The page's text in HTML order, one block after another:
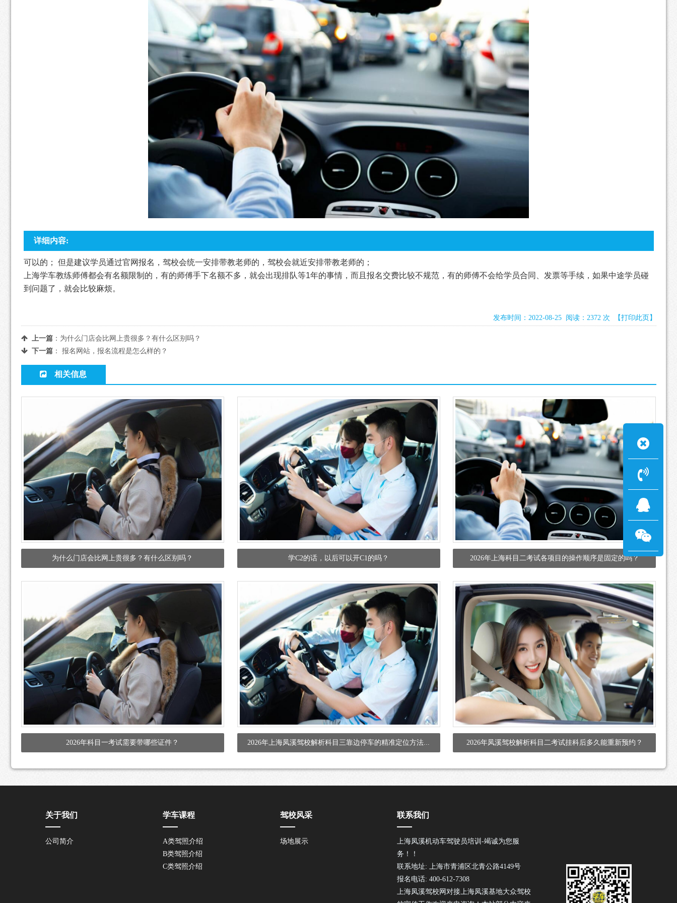
详细内容:
可以的； 但是建议学员通过官网报名，驾校会统一安排带教老师的，驾校会就近安排带教老师的；
上海学车教练师傅都会有名额限制的，有的师傅手下名额不多，就会出现排队等1年的事情，而且报名交费比较不规范，有的师傅不会给学员合同、发票等手续，如果中途学员碰
到问题了，就会比较麻烦。
发布时间：2022-08-25 阅读：2372 次 【打印此页】
上一篇： 为什么门店会比网上贵很多？有什么区别吗？
下一篇： 报名网站，报名流程是怎么样的？
相关信息
为什么门店会比网上贵很多？有什么区别吗？ 学C2的话，以后可以开C1的吗？ 2026年上海科目二考试各项目的操作顺序是固定的吗？
2026年科目一考试需要带哪些证件？ 2026年上海凤溪驾校解析科目三靠边停车的精准定位方法... 2026年凤溪驾校解析科目二考试挂科后多久能重新预约？
关于我们
公司简介
学车课程
A类驾照介绍
B类驾照介绍
C类驾照介绍
驾校风采
场地展示
联系我们
上海凤溪机动车驾驶员培训-竭诚为您服
务！！
联系地址: 上海市青浦区北青公路4149号
报名电话: 400-612-7308
上海凤溪驾校网对接上海凤溪基地大众驾校